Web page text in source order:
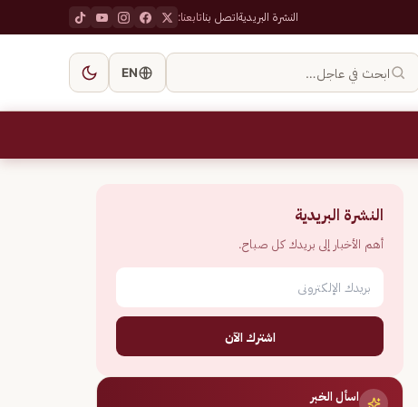
النشرة البريديةاتصل بناتابعنا:
ابحث في عاجل… EN
النشرة البريدية
أهم الأخبار إلى بريدك كل صباح.
اشترك الآن
اسأل الخبر